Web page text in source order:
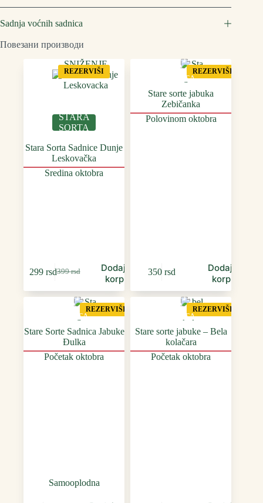
Sadnja voćnih sadnica
Повезани производи
REZERVIŠI
STARA
SORTA
SNIŽENJE
Stara Sorta Sadnice Dunje
Leskovačka
Sredina oktobra
399rsd
Оригинална
је
била:
399 rsd.
299 rsdТренутна
је:
299 rsd.
Dodaj u
korpu
REZERVIŠI
STAR
A
SORTA
Stare sorte jabuka
Zebičanka
Polovinom oktobra
350 rsd
Dodaj u
korpu
REZERVIŠI
STAR
A
SORTA
Stare Sorte Sadnica Jabuke
Đulka
Početak oktobra
Samooplodna
REZERVIŠI
STAR
A
SORTA
Stare sorte jabuke – Bela
kolačara
Početak oktobra